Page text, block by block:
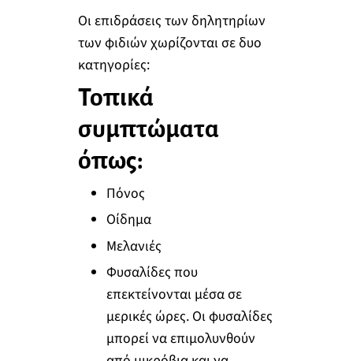
Οι επιδράσεις των δηλητηρίων
των φιδιών χωρίζονται σε δυο
κατηγορίες:
Τοπικά
συμπτώματα
όπως:
Πόνος
Οίδημα
Μελανιές
Φυσαλίδες που
επεκτείνονται μέσα σε
μερικές ώρες. Οι φυσαλίδες
μπορεί να επιμολυνθούν